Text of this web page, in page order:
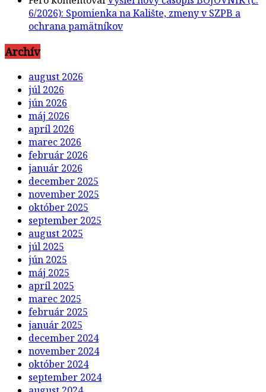
Archív
august 2026
júl 2026
jún 2026
máj 2026
apríl 2026
marec 2026
február 2026
január 2026
december 2025
november 2025
október 2025
september 2025
august 2025
júl 2025
jún 2025
máj 2025
apríl 2025
marec 2025
február 2025
január 2025
december 2024
november 2024
október 2024
september 2024
august 2024
júl 2024